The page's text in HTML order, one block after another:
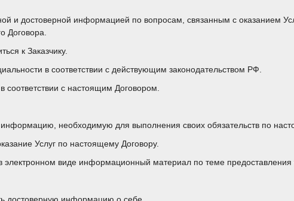
и достоверной информацией по вопросам, связанным с оказанием
Договора.
к Заказчику.
в соответствии с действующим законодательством РФ.
с настоящим Договором.
необходимую для выполнения своих обязательств по
Услуг по настоящему Договору.
электронном виде информационный материал по теме предоставления